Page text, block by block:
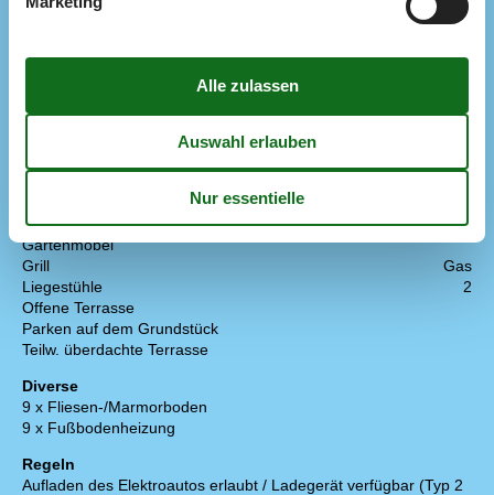
2 x deutsches Fernsehen
Kostenloses WLAN - mehr als 100 Mbit
Aktivitätshaus
Draußen
Gartenmöbel
Grill
Gas
Liegestühle
2
Offene Terrasse
Parken auf dem Grundstück
Teilw. überdachte Terrasse
Diverse
9 x Fliesen-/Marmorboden
9 x Fußbodenheizung
Regeln
Aufladen des Elektroautos erlaubt / Ladegerät verfügbar (Typ 2